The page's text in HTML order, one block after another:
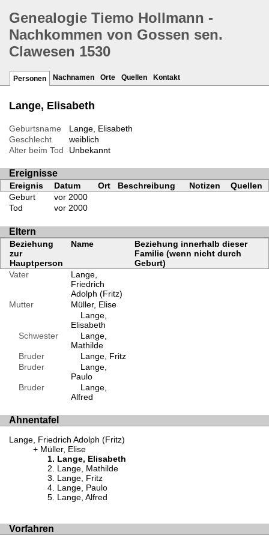
Genealogie Tiemo Hollmann -
Nachkommen von Gossen sen.
Clawesen 1530
Personen Nachnamen Orte Quellen Kontakt
Lange, Elisabeth
Geburtsname
Lange, Elisabeth
Geschlecht
weiblich
Alter beim Tod
Unbekannt
Ereignisse
Ereignis Datum Ort Beschreibung Notizen
Quellen
Geburt
vor 2000
Tod
vor 2000
Eltern
Beziehung
zur
Hauptperson
Name
Beziehung innerhalb dieser
Familie (wenn nicht durch
Geburt)
Vater
Lange,
Friedrich
Adolph (Fritz)
Mutter
Müller, Elise
Lange,
Elisabeth
Schwester
Lange,
Mathilde
Bruder
Lange, Fritz
Bruder
Lange,
Paulo
Bruder
Lange,
Alfred
Ahnentafel
Lange, Friedrich Adolph (Fritz)
Müller, Elise
Lange, Elisabeth
Lange, Mathilde
Lange, Fritz
Lange, Paulo
Lange, Alfred
Vorfahren